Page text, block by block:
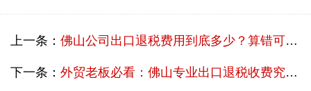
上一条： 佛山公司出口退税费用到底多少？算错可能血本无归
下一条： 外贸老板必看：佛山专业出口退税收费究竟由哪些决定？